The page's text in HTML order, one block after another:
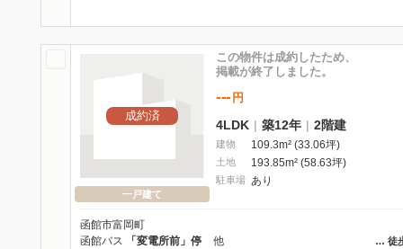
成約済
一戸建て
この物件は成約したため、
掲載が終了しました。
--- 円
4LDK | 築12年 | 2階建
建物 109.3m² (33.06坪)
土地 193.85m² (58.63坪)
駐車場 あり
函館市富岡町
… 徒
函館バス 「変電所前」停 他